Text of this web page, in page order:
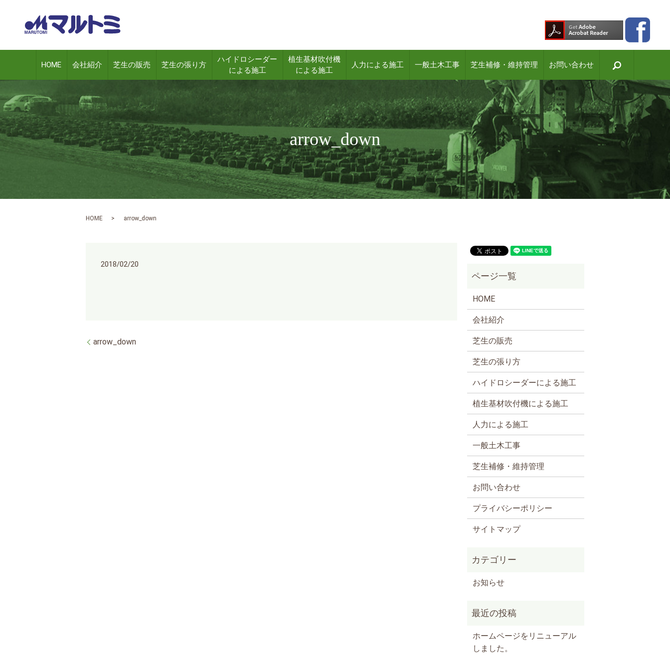
HOME 会社紹介 芝生の販売 芝生の張り方
ハイドロシーダー
による施工
植生基材吹付機
による施工
人力による施工 一般土木工事 芝生補修・維持管理 お問い合わせ search
arrow_down
HOME arrow_down
2018/02/20
arrow_down
HOME
会社紹介
芝生の販売
芝生の張り方
ハイドロシーダーによる施工
植生基材吹付機による施工
人力による施工
一般土木工事
芝生補修・維持管理
お問い合わせ
プライバシーポリシー
サイトマップ
お知らせ
ホームページをリニューアル
しました。